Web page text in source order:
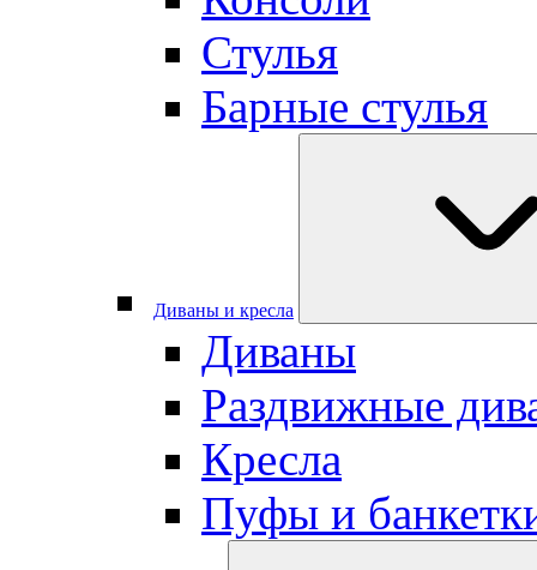
Стулья
Барные стулья
Диваны и кресла
Диваны
Раздвижные
Кресла
Пуфы и